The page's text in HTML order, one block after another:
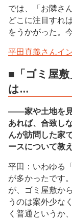
では、「お隣さ
どこに注目すれ
をうかがった。
平田真義さんイ
■「ゴミ屋
は…
――家や土地を見
あれば、合致し
んが訪問した家
ースについて教
平田：いわゆる
が多かったです
が、ゴミ屋敷か
うのは案外少な
く普通というか